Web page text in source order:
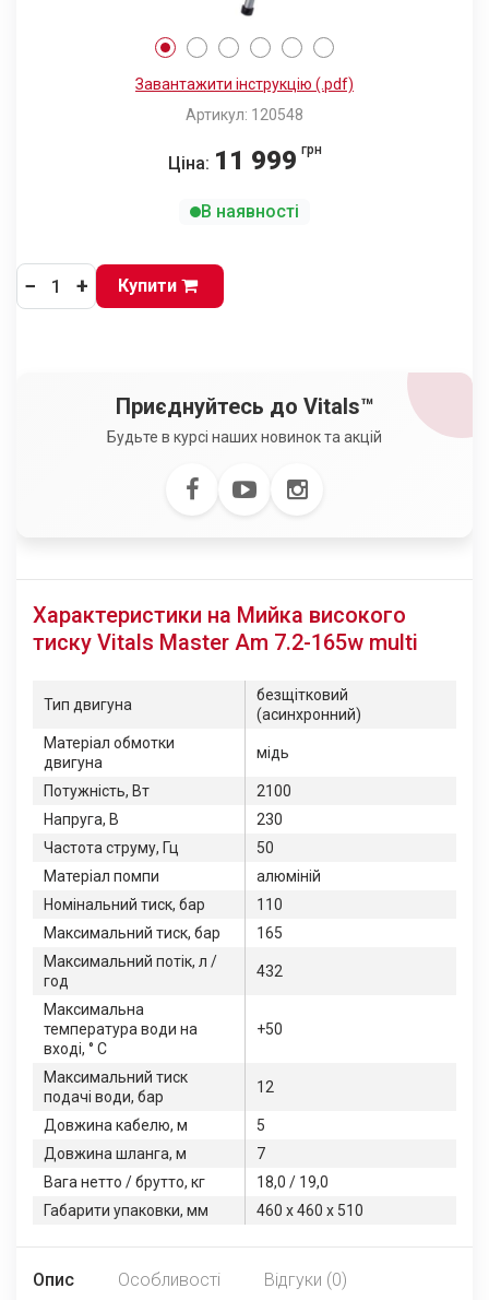
Завантажити інструкцію (.pdf)
Артикул: 120548
Ціна: 11 999 грн
В наявності
− + Купити
Приєднуйтесь до Vitals™
Будьте в курсі наших новинок та акцій
Характеристики на Мийка високого
тиску Vitals Master Am 7.2-165w multi
Тип двигуна
безщітковий
(асинхронний)
Матеріал обмотки
двигуна
мідь
Потужність, Вт
2100
Напруга, В
230
Частота струму, Гц
50
Матеріал помпи
алюміній
Номінальний тиск, бар
110
Максимальний тиск, бар
165
Максимальний потік, л /
год
432
Максимальна
температура води на
вході, ° С
+50
Максимальний тиск
подачі води, бар
12
Довжина кабелю, м
5
Довжина шланга, м
7
Вага нетто / брутто, кг
18,0 / 19,0
Габарити упаковки, мм
460 х 460 х 510
Опис Особливості Відгуки (0)